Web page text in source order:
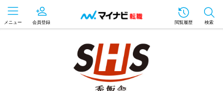
メニュー 会員登録 閲覧履歴 検索